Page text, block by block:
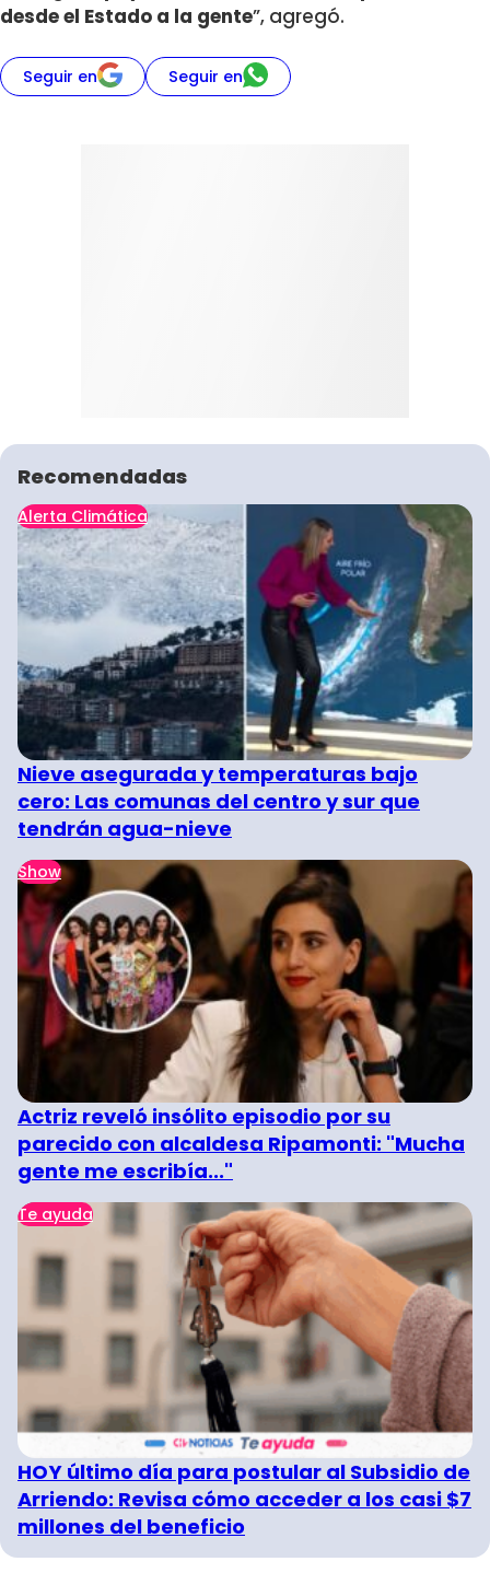
desde el Estado a la gente”, agregó.
Seguir en Seguir en
Recomendadas
Alerta Climática
Nieve asegurada y temperaturas bajo
cero: Las comunas del centro y sur que
tendrán agua-nieve
Show
Actriz reveló insólito episodio por su
parecido con alcaldesa Ripamonti: "Mucha
gente me escribía..."
Te ayuda
HOY último día para postular al Subsidio de
Arriendo: Revisa cómo acceder a los casi $7
millones del beneficio